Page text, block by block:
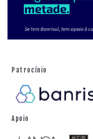
Patrocínio
Apoio